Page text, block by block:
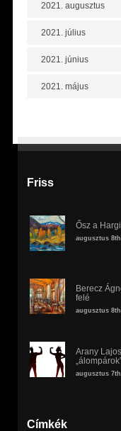
2021. augusztus
2021. július
2021. június
2021. május
Friss
Ősz a
augusztus
Berecz
felé
augusztus
Arany
augusztus
Címkék